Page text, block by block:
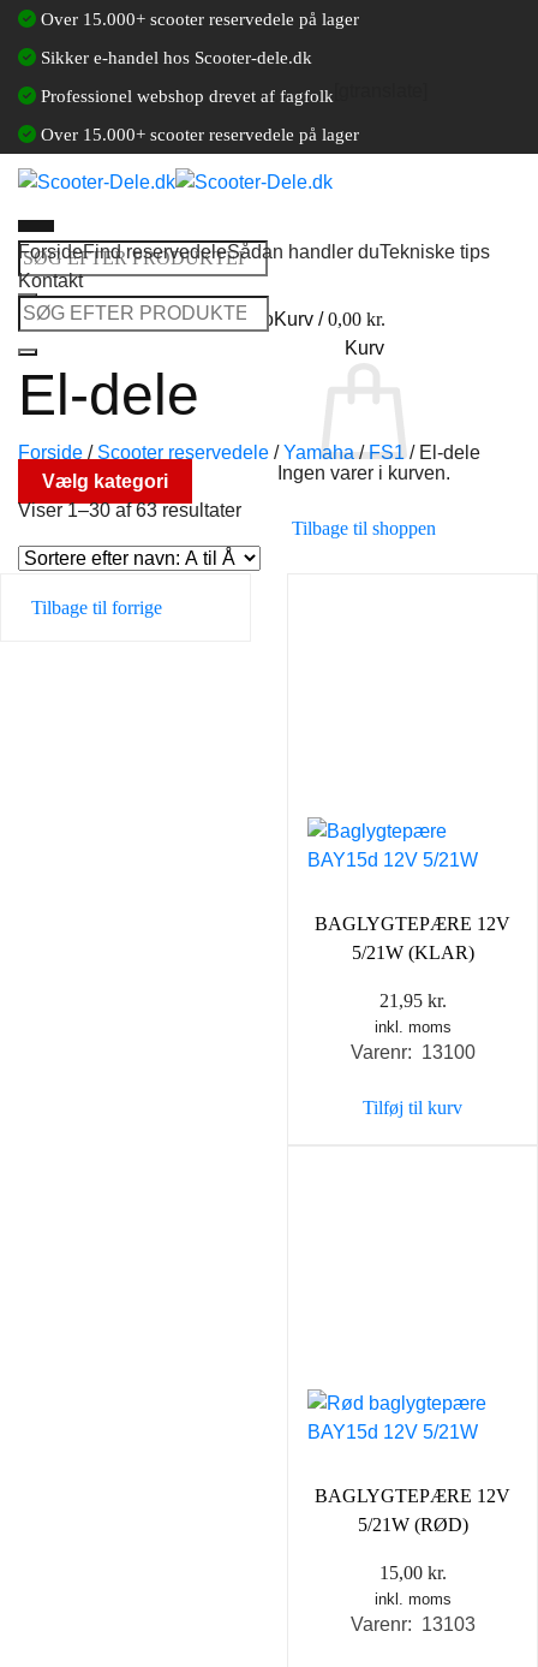
Fortsæt
indhold
Over 15.000+ scooter reservedele på lager
Sikker e-handel hos Scooter-dele.dk
Professionel webshop drevet af fagfolk
Over 15.000+ scooter reservedele på lager
Søg
efter:
Log ind / Opret en kundekontoKurv /0,00 kr.
Kurv
Ingen varer i kurven.
Tilbage til shoppen
ForsideFind reservedeleSådan handler duTekniske tips
Kontakt
Søg
efter:
El-dele
Forside / Scooter reservedele / Yamaha / FS1 /El-dele
Vælg kategori
Viser 1–30 af 63 resultater
Tilbage til forrige
BAGLYGTEPÆRE 12V
5/21W (KLAR)
21,95 kr.
inkl. moms
Varenr: 13100
Tilføj til kurv
BAGLYGTEPÆRE 12V
5/21W (RØD)
15,00 kr.
inkl. moms
Varenr: 13103